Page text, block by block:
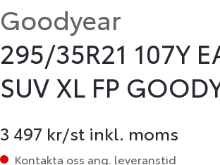
Goodyear
295/35R21 107Y
SUV XL FP
3 497 kr/st inkl. moms
Kontakta oss ang. leveranstid